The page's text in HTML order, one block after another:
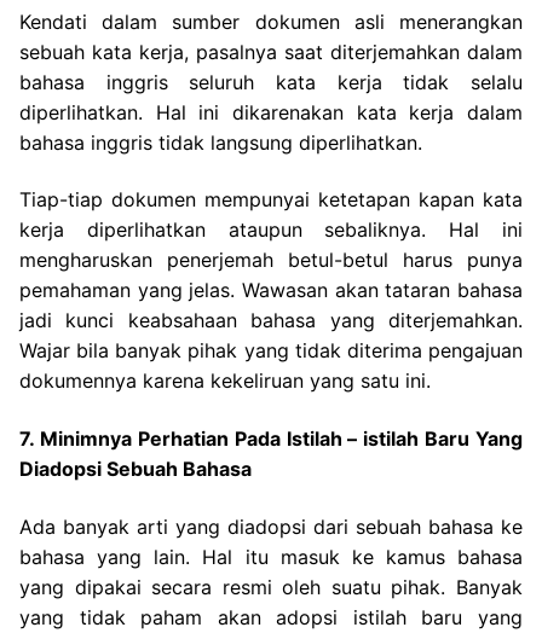
Kendati dalam sumber dokumen asli menerangkan
sebuah kata kerja, pasalnya saat diterjemahkan dalam
bahasa inggris seluruh kata kerja tidak selalu
diperlihatkan. Hal ini dikarenakan kata kerja dalam
bahasa inggris tidak langsung diperlihatkan.
Tiap-tiap dokumen mempunyai ketetapan kapan kata
kerja diperlihatkan ataupun sebaliknya. Hal ini
mengharuskan penerjemah betul-betul harus punya
pemahaman yang jelas. Wawasan akan tataran bahasa
jadi kunci keabsahaan bahasa yang diterjemahkan.
Wajar bila banyak pihak yang tidak diterima pengajuan
dokumennya karena kekeliruan yang satu ini.
7. Minimnya Perhatian Pada Istilah – istilah Baru Yang
Diadopsi Sebuah Bahasa
Ada banyak arti yang diadopsi dari sebuah bahasa ke
bahasa yang lain. Hal itu masuk ke kamus bahasa
yang dipakai secara resmi oleh suatu pihak. Banyak
yang tidak paham akan adopsi istilah baru yang